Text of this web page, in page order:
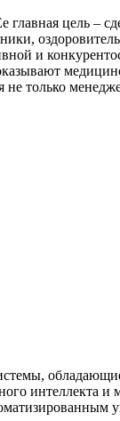
главная цель –
и
не только
интеллекта